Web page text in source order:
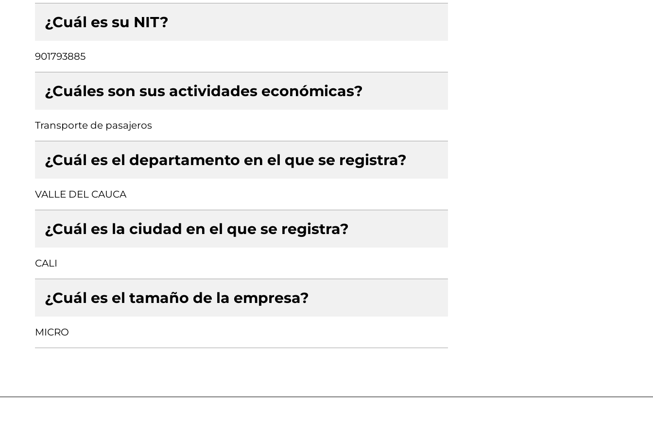
¿Cuál es su NIT?
901793885
¿Cuáles son sus actividades económicas?
Transporte de pasajeros
¿Cuál es el departamento en el que se registra?
VALLE DEL CAUCA
¿Cuál es la ciudad en el que se registra?
CALI
¿Cuál es el tamaño de la empresa?
MICRO